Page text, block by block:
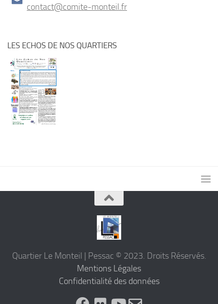
contact@comite-monteil.fr
LES ECHOS DE NOS QUARTIERS
Quartier Le Monteil | Pessac © 2023. Droits Réservés.
Mentions Légales
Confidentialité des données